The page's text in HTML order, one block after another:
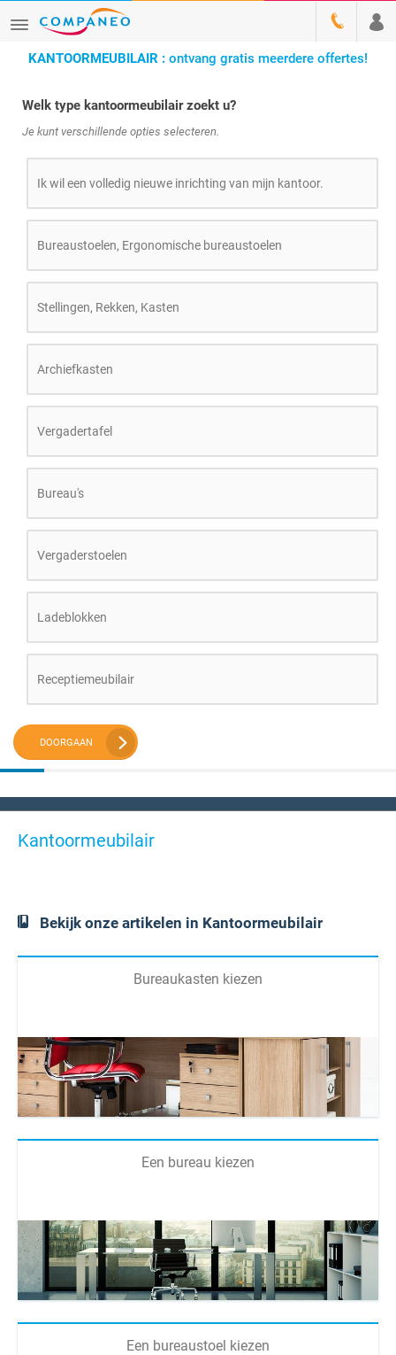
KANTOORMEUBILAIR : ontvang gratis meerdere offertes!
Welk type kantoormeubilair zoekt u?
Je kunt verschillende opties selecteren.
Ik wil een volledig nieuwe inrichting van mijn kantoor.
Bureaustoelen, Ergonomische bureaustoelen
Stellingen, Rekken, Kasten
Archiefkasten
Vergadertafel
Bureau's
Vergaderstoelen
Ladeblokken
Receptiemeubilair
DOORGAAN
Kantoormeubilair
Bekijk onze artikelen in Kantoormeubilair
Bureaukasten kiezen
Een bureau kiezen
Een bureaustoel kiezen